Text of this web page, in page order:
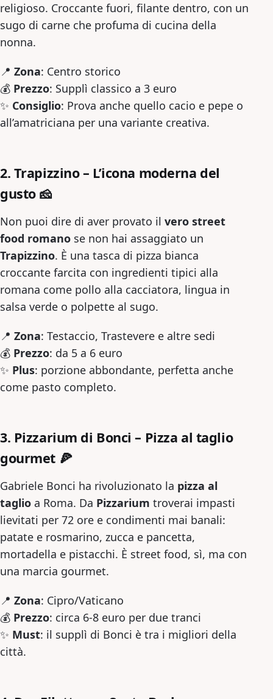
religioso. Croccante fuori, filante dentro, con un
sugo di carne che profuma di cucina della
nonna.
📍 Zona: Centro storico
💰 Prezzo: Supplì classico a 3 euro
✨ Consiglio: Prova anche quello cacio e pepe o
all’amatriciana per una variante creativa.
2. Trapizzino – L’icona moderna del
gusto 🧀
Non puoi dire di aver provato il vero street
food romano se non hai assaggiato un
Trapizzino. È una tasca di pizza bianca
croccante farcita con ingredienti tipici alla
romana come pollo alla cacciatora, lingua in
salsa verde o polpette al sugo.
📍 Zona: Testaccio, Trastevere e altre sedi
💰 Prezzo: da 5 a 6 euro
✨ Plus: porzione abbondante, perfetta anche
come pasto completo.
3. Pizzarium di Bonci – Pizza al taglio
gourmet 🍕
Gabriele Bonci ha rivoluzionato la pizza al
taglio a Roma. Da Pizzarium troverai impasti
lievitati per 72 ore e condimenti mai banali:
patate e rosmarino, zucca e pancetta,
mortadella e pistacchi. È street food, sì, ma con
una marcia gourmet.
📍 Zona: Cipro/Vaticano
💰 Prezzo: circa 6-8 euro per due tranci
✨ Must: il supplì di Bonci è tra i migliori della
città.